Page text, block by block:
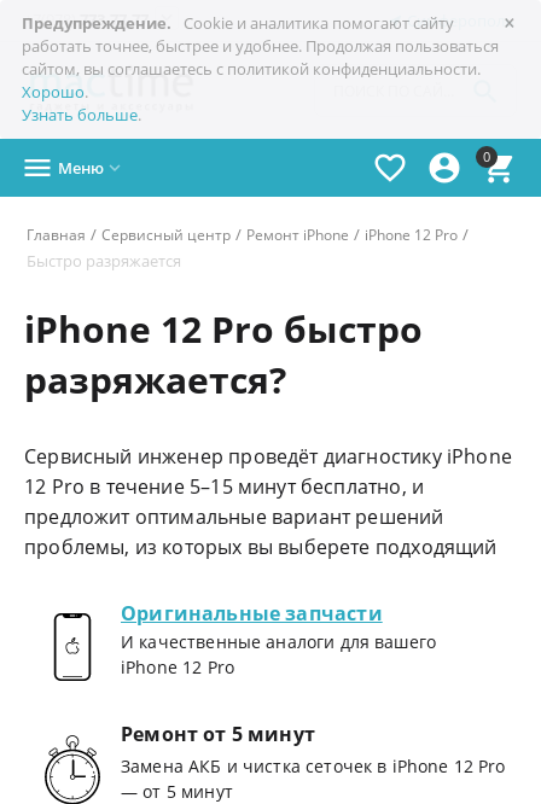
×
Предупреждение.
Cookie и аналитика помогают сайту
работать точнее, быстрее и удобнее. Продолжая пользоваться
сайтом, вы соглашаетесь с политикой конфиденциальности.
Хорошо.
Узнать больше.
Симферополь
+7(978)773-77-77 
0



 Меню 
Главная / Сервисный центр / Ремонт iPhone / iPhone 12 Pro /
Быстро разряжается
iPhone 12 Pro быстро
разряжается?
Сервисный инженер проведёт диагностику iPhone
12 Pro в течение 5–15 минут бесплатно, и
предложит оптимальные вариант решений
проблемы, из которых вы выберете подходящий
Оригинальные запчасти
И качественные аналоги для вашего
iPhone 12 Pro
Ремонт от 5 минут
Замена АКБ и чистка сеточек в iPhone 12 Pro
— от 5 минут